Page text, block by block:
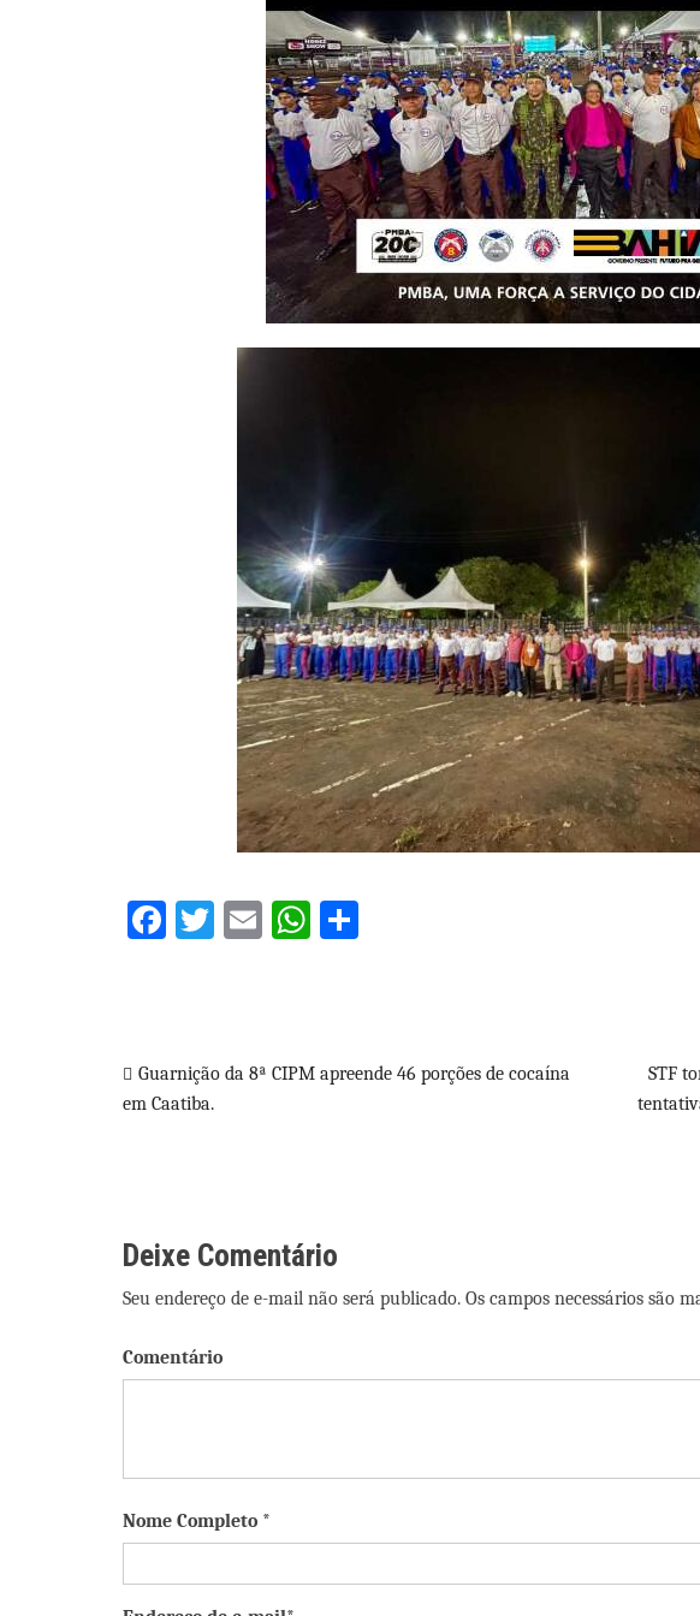
Facebook
Twitter
EmailWhatsApp
Navegação
Guarnição da 8ª CIPM apreende 46 porções de cocaína
em Caatiba.
STF
Deixe Comentário
Seu endereço de e-mail não será publicado. Os campos necessários são
Comentário
Nome Completo *